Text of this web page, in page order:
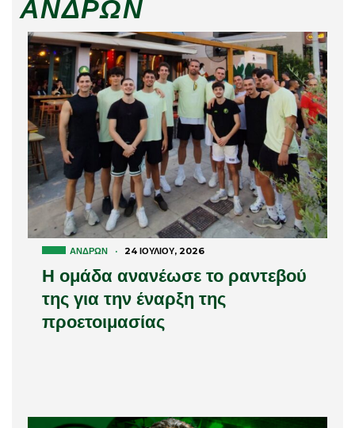
ΑΝΔΡΏΝ
ΑΝΔΡΏΝ · 24 ΙΟΥΛΊΟΥ, 2026
Η ομάδα ανανέωσε το ραντεβού
της για την έναρξη της
προετοιμασίας